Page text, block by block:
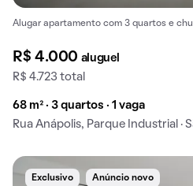
Alugar apartamento com 3 quartos e
R$ 4.000 aluguel
R$ 4.723 total
68 m² · 3 quartos · 1 vaga
Rua Anápolis, Parque Industrial ·
Exclusivo Anúncio novo